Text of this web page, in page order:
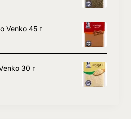
персоналу з
сертифікованої
якості. Продукція доступна
і підходить для
Понад 20 років
продається на всій
Venko 45 г
30 г